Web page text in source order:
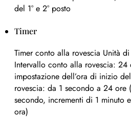
del 1° e 2° posto
Timer
Timer conto alla rovescia Unità
Intervallo conto alla rovescia: 24
impostazione dell’ora di inizio
rovescia: da 1 secondo a 24 ore
secondo, incrementi di 1 minuto
ora)